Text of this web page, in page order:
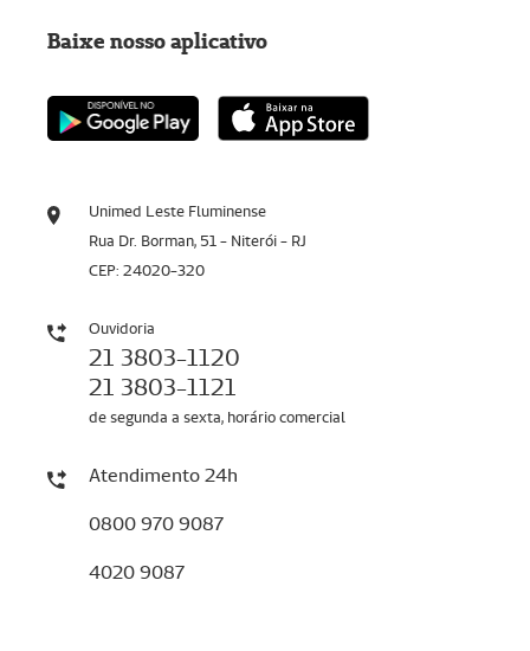
Unimed Leste Fluminense
Rua Dr. Borman, 51 - Niterói - RJ
CEP: 24020-320
Ouvidoria
21 3803-1120
21 3803-1121
de segunda a sexta, horário comercial
Atendimento 24h
0800 970 9087
4020 9087
Baixe nosso aplicativo